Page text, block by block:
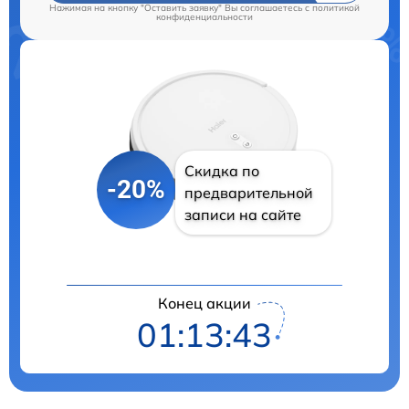
Нажимая на кнопку "Оставить заявку" Вы соглашаетесь cполитикой
конфиденциальности
-20%
Скидка по
предварительной
записи на сайте
Конец акции
01:13:42